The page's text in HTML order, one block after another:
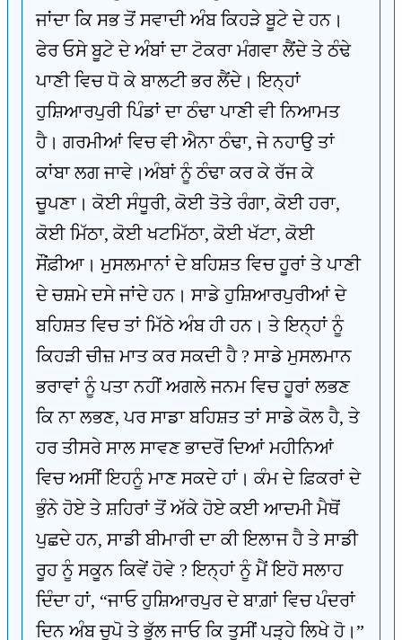
ਜਾਂਦਾ ਕਿ ਸਭ ਤੋਂ ਸਵਾਦੀ ਅੰਬ ਕਿਹੜੇ ਬੂਟੇ ਦੇ ਹਨ।
ਫੇਰ ਓਸੇ ਬੂਟੇ ਦੇ ਅੰਬਾਂ ਦਾ ਟੋਕਰਾ ਮੰਗਵਾ ਲੈਂਦੇ ਤੇ ਠੰਢੇ
ਪਾਣੀ ਵਿਚ ਧੋ ਕੇ ਬਾਲਟੀ ਭਰ ਲੈਂਦੇ। ਇਨ੍ਹਾਂ
ਹੁਸ਼ਿਆਰਪੁਰੀ ਪਿੰਡਾਂ ਦਾ ਠੰਢਾ ਪਾਣੀ ਵੀ ਨਿਆਮਤ
ਹੈ। ਗਰਮੀਆਂ ਵਿਚ ਵੀ ਐਨਾ ਠੰਢਾ, ਜੇ ਨਹਾਉ ਤਾਂ
ਕਾਂਬਾ ਲਗ ਜਾਵੇ।ਅੰਬਾਂ ਨੂੰ ਠੰਢਾ ਕਰ ਕੇ ਰੱਜ ਕੇ
ਚੂਪਣਾ। ਕੋਈ ਸੰਧੂਰੀ, ਕੋਈ ਤੋਤੇ ਰੰਗਾ, ਕੋਈ ਹਰਾ,
ਕੋਈ ਮਿੱਠਾ, ਕੋਈ ਖਟਮਿੱਠਾ, ਕੋਈ ਖੱਟਾ, ਕੋਈ
ਸੌਂਫ਼ੀਆ। ਮੁਸਲਮਾਨਾਂ ਦੇ ਬਹਿਸ਼ਤ ਵਿਚ ਹੂਰਾਂ ਤੇ ਪਾਣੀ
ਦੇ ਚਸ਼ਮੇ ਦਸੇ ਜਾਂਦੇ ਹਨ। ਸਾਡੇ ਹੁਸ਼ਿਆਰਪੁਰੀਆਂ ਦੇ
ਬਹਿਸ਼ਤ ਵਿਚ ਤਾਂ ਮਿੱਠੇ ਅੰਬ ਹੀ ਹਨ। ਤੇ ਇਨ੍ਹਾਂ ਨੂੰ
ਕਿਹੜੀ ਚੀਜ਼ ਮਾਤ ਕਰ ਸਕਦੀ ਹੈ ? ਸਾਡੇ ਮੁਸਲਮਾਨ
ਭਰਾਵਾਂ ਨੂੰ ਪਤਾ ਨਹੀਂ ਅਗਲੇ ਜਨਮ ਵਿਚ ਹੂਰਾਂ ਲਭਣ
ਕਿ ਨਾ ਲਭਣ, ਪਰ ਸਾਡਾ ਬਹਿਸ਼ਤ ਤਾਂ ਸਾਡੇ ਕੋਲ ਹੈ, ਤੇ
ਹਰ ਤੀਸਰੇ ਸਾਲ ਸਾਵਣ ਭਾਦਰੋਂ ਦਿਆਂ ਮਹੀਨਿਆਂ
ਵਿਚ ਅਸੀਂ ਇਹਨੂੰ ਮਾਣ ਸਕਦੇ ਹਾਂ। ਕੰਮ ਦੇ ਫ਼ਿਕਰਾਂ ਦੇ
ਭੁੰਨੇ ਹੋਏ ਤੇ ਸ਼ਹਿਰਾਂ ਤੋਂ ਅੱਕੇ ਹੋਏ ਕਈ ਆਦਮੀ ਮੈਥੋਂ
ਪੁਛਦੇ ਹਨ, ਸਾਡੀ ਬੀਮਾਰੀ ਦਾ ਕੀ ਇਲਾਜ ਹੈ ਤੇ ਸਾਡੀ
ਰੂਹ ਨੂੰ ਸਕੂਨ ਕਿਵੇਂ ਹੋਵੇ ? ਇਨ੍ਹਾਂ ਨੂੰ ਮੈਂ ਇਹੋ ਸਲਾਹ
ਦਿੰਦਾ ਹਾਂ, “ਜਾਓ ਹੁਸ਼ਿਆਰਪੁਰ ਦੇ ਬਾਗ਼ਾਂ ਵਿਚ ਪੰਦਰਾਂ
ਦਿਨ ਅੰਬ ਚੂਪੋ ਤੇ ਭੁੱਲ ਜਾਓ ਕਿ ਤੁਸੀਂ ਪੜ੍ਹੇ ਲਿਖੇ ਹੋ।”